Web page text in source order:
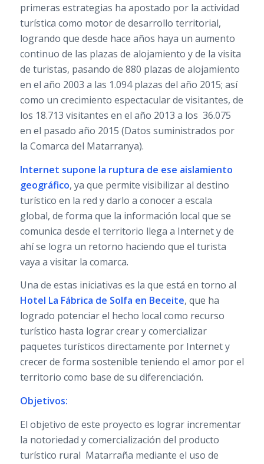
primeras estrategias ha apostado por la actividad
turística como motor de desarrollo territorial,
logrando que desde hace años haya un aumento
continuo de las plazas de alojamiento y de la visita
de turistas, pasando de 880 plazas de alojamiento
en el año 2003 a las 1.094 plazas del año 2015; así
como un crecimiento espectacular de visitantes, de
los 18.713 visitantes en el año 2013 a los 36.075
en el pasado año 2015 (Datos suministrados por
la Comarca del Matarranya).
Internet supone la ruptura de ese aislamiento
geográfico, ya que permite visibilizar al destino
turístico en la red y darlo a conocer a escala
global, de forma que la información local que se
comunica desde el territorio llega a Internet y de
ahí se logra un retorno haciendo que el turista
vaya a visitar la comarca.
Una de estas iniciativas es la que está en torno al
Hotel La Fábrica de Solfa en Beceite, que ha
logrado potenciar el hecho local como recurso
turístico hasta lograr crear y comercializar
paquetes turísticos directamente por Internet y
crecer de forma sostenible teniendo el amor por el
territorio como base de su diferenciación.
Objetivos:
El objetivo de este proyecto es lograr incrementar
la notoriedad y comercialización del producto
turístico rural Matarraña mediante el uso de